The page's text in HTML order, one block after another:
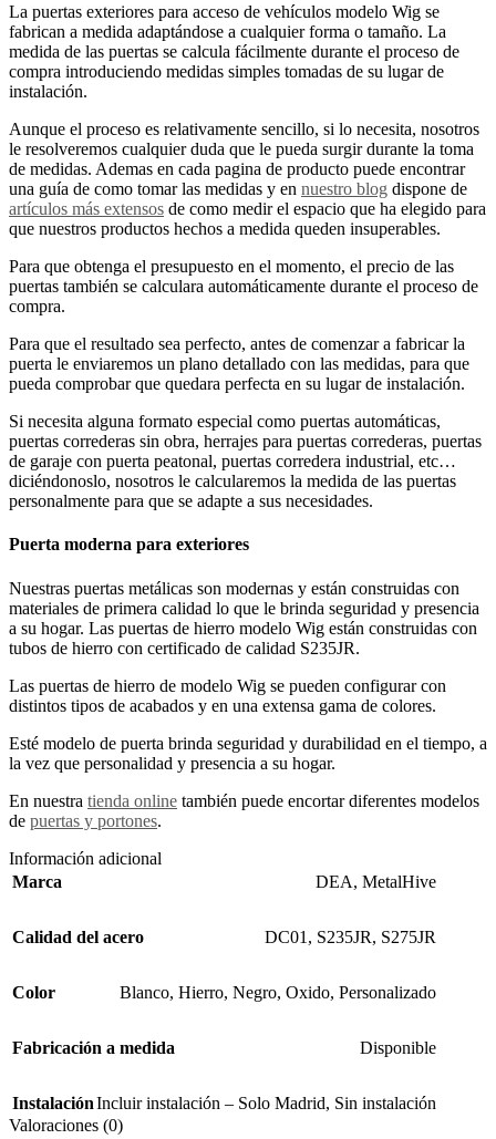
La puertas exteriores para acceso de vehículos modelo Wig se
fabrican a medida adaptándose a cualquier forma o tamaño. La
medida de las puertas se calcula fácilmente durante el proceso de
compra introduciendo medidas simples tomadas de su lugar de
instalación.
Aunque el proceso es relativamente sencillo, si lo necesita, nosotros
le resolveremos cualquier duda que le pueda surgir durante la toma
de medidas. Ademas en cada pagina de producto puede encontrar
una guía de como tomar las medidas y en nuestro blog dispone de
artículos más extensos de como medir el espacio que ha elegido para
que nuestros productos hechos a medida queden insuperables.
Para que obtenga el presupuesto en el momento, el precio de las
puertas también se calculara automáticamente durante el proceso de
compra.
Para que el resultado sea perfecto, antes de comenzar a fabricar la
puerta le enviaremos un plano detallado con las medidas, para que
pueda comprobar que quedara perfecta en su lugar de instalación.
Si necesita alguna formato especial como puertas automáticas,
puertas correderas sin obra, herrajes para puertas correderas, puertas
de garaje con puerta peatonal, puertas corredera industrial, etc…
diciéndonoslo, nosotros le calcularemos la medida de las puertas
personalmente para que se adapte a sus necesidades.
Puerta moderna para exteriores
Nuestras puertas metálicas son modernas y están construidas con
materiales de primera calidad lo que le brinda seguridad y presencia
a su hogar. Las puertas de hierro modelo Wig están construidas con
tubos de hierro con certificado de calidad S235JR.
Las puertas de hierro de modelo Wig se pueden configurar con
distintos tipos de acabados y en una extensa gama de colores.
Esté modelo de puerta brinda seguridad y durabilidad en el tiempo, a
la vez que personalidad y presencia a su hogar.
En nuestra tienda online también puede encortar diferentes modelos
de puertas y portones.
Información adicional
Marca
DEA, MetalHive
Calidad del acero DC01 , S235JR, S275JR
Color Blanco, Hierro, Negro, Oxido, Personalizado
Fabricación a medida Disponible
InstalaciónIncluir instalación – Solo Madrid, Sin instalación
Valoraciones (0)